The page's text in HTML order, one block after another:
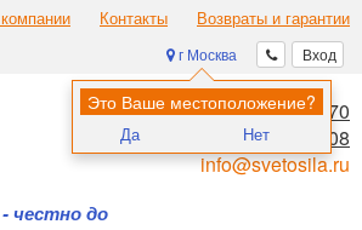
Контакты Возвраты и гарантии
Вход
г Москва
Это Ваше местоположение?
Да Нет
честно до
8 (495) 970-00-70
8 (800) 700-11-08
info@svetosila.ru